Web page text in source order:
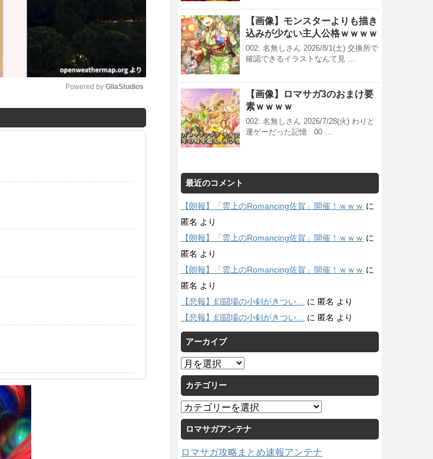
Powered by GliaStudios
【画像】モンスターよりも描き
込みが少ない主人公格ｗｗｗｗ
002: 名無しさん 2026/8/1(土) 交換所で
確認できるイラストなんて見 …
【画像】ロマサガ3のおまけ要
素ｗｗｗｗ
002: 名無しさん 2026/7/28(火) わりと
運ゲーだった記憶 00 …
最近のコメント
【朗報】「雲上のRomancing佐賀」開催！ｗｗｗ に
匿名 より
【朗報】「雲上のRomancing佐賀」開催！ｗｗｗ に
匿名 より
【朗報】「雲上のRomancing佐賀」開催！ｗｗｗ に
匿名 より
【悲報】幻闘場の小剣がきつい…
に 匿名 より
【悲報】幻闘場の小剣がきつい…
に 匿名 より
アーカイブ
ア
ー
カ
イ
ブ
カテゴリー
カ
テ
ゴ
リ
ー
ロマサガアンテナ
ロマサガ攻略まとめ速報アンテナ